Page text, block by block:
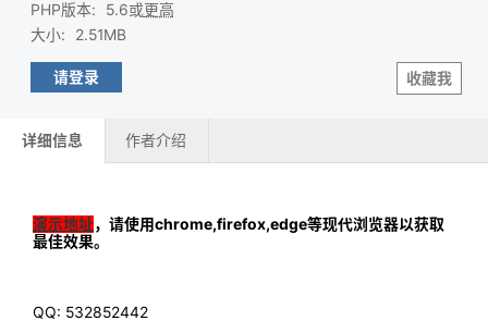
PHP版本: 5.6或更高
大小: 2.51MB
收藏我
请登录
详细信息 作者介绍
演示地址，请使用chrome,firefox,edge等现代浏览器以获取
最佳效果。
QQ: 532852442